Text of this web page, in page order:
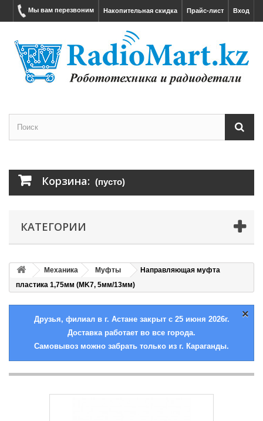
Вход
Прайс-лист
Накопительная скидка
Мы вам перезвоним
Корзина: (пусто)
КАТЕГОРИИ
Механика Муфты
Направляющая муфта
пластика 1,75мм (MK7, 5мм/13мм)
×
Друзья, филиал в г. Астане закрыт с 25 июня 2026г.
Доставка работает во все города.
Самовывоз можно забрать только из г. Караганды.